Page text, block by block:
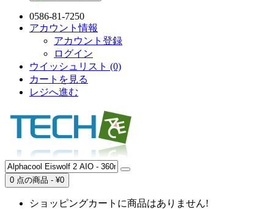
0586-81-7250
アカウント情報
アカウント登録
ログイン
ウイッシュリスト (0)
カートを見る
レジへ進む
0 点の商品 - ¥0
ショッピングカートに商品はありません!